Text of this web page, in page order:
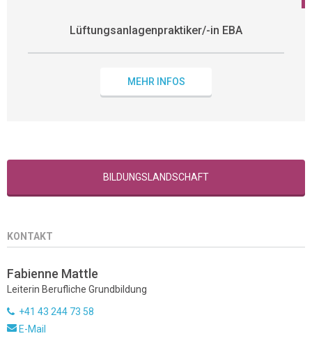
Lüftungsanlagenpraktiker/-in EBA
MEHR INFOS
BILDUNGSLANDSCHAFT
KONTAKT
Fabienne Mattle
Leiterin Berufliche Grundbildung
+41 43 244 73 58
E-Mail